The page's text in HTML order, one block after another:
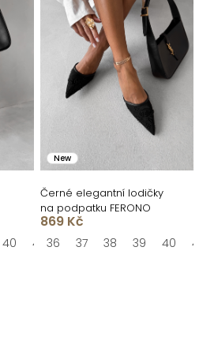
40 41
New
Černé elegantní lodičky
na podpatku FERONO
869 Kč
36 37 38 39 40 41